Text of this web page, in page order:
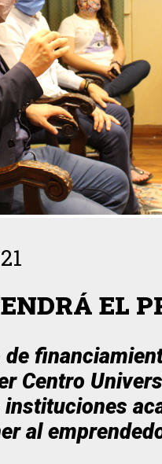
EL
Centro
al